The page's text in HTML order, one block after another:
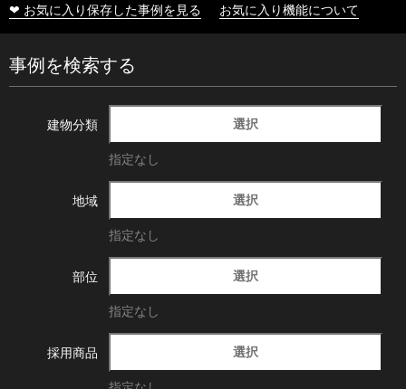
❤ お気に入り保存した事例を見る お気に入り機能について
事例を検索する
建物分類 選択
指定なし
地域 選択
指定なし
部位 選択
指定なし
採用商品 選択